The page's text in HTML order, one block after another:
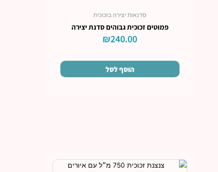
סדנאות יצירה בזכוכית
פמוטים זכוכית גבוהים סדנת יצירה
₪240.00
הוסף לסל